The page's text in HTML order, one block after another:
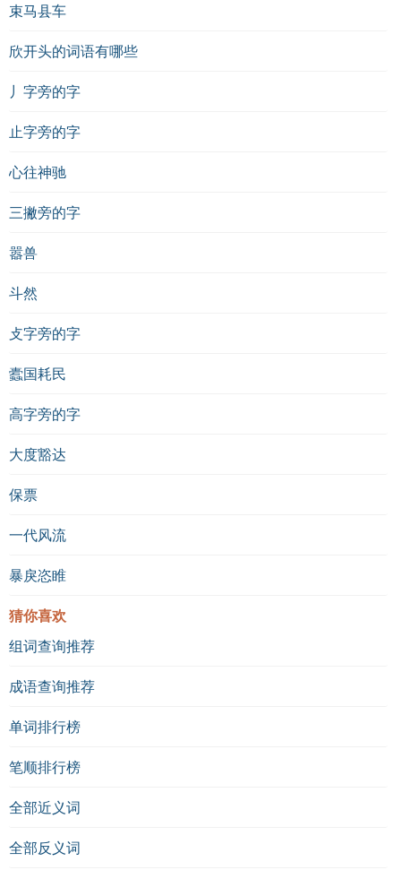
束马县车
欣开头的词语有哪些
丿字旁的字
止字旁的字
心往神驰
三撇旁的字
嚣兽
斗然
攴字旁的字
蠹国耗民
高字旁的字
大度豁达
保票
一代风流
暴戾恣睢
猜你喜欢
组词查询推荐
成语查询推荐
单词排行榜
笔顺排行榜
全部近义词
全部反义词